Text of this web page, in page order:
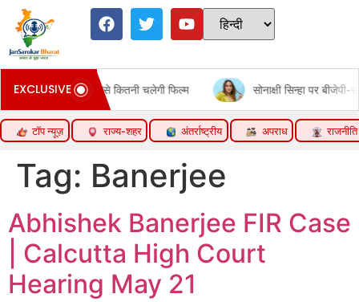
EXCLUSIVE सोनाक्षी सिन्हा पर बीजेपी-सनातन विरोधी एजेंडा चलाने का
टॉप न्यूज़ राज्य-शहर अंतर्राष्ट्रीय अपराध राजनीति
Tag: Banerjee
Abhishek Banerjee FIR Case
| Calcutta High Court
Hearing May 21